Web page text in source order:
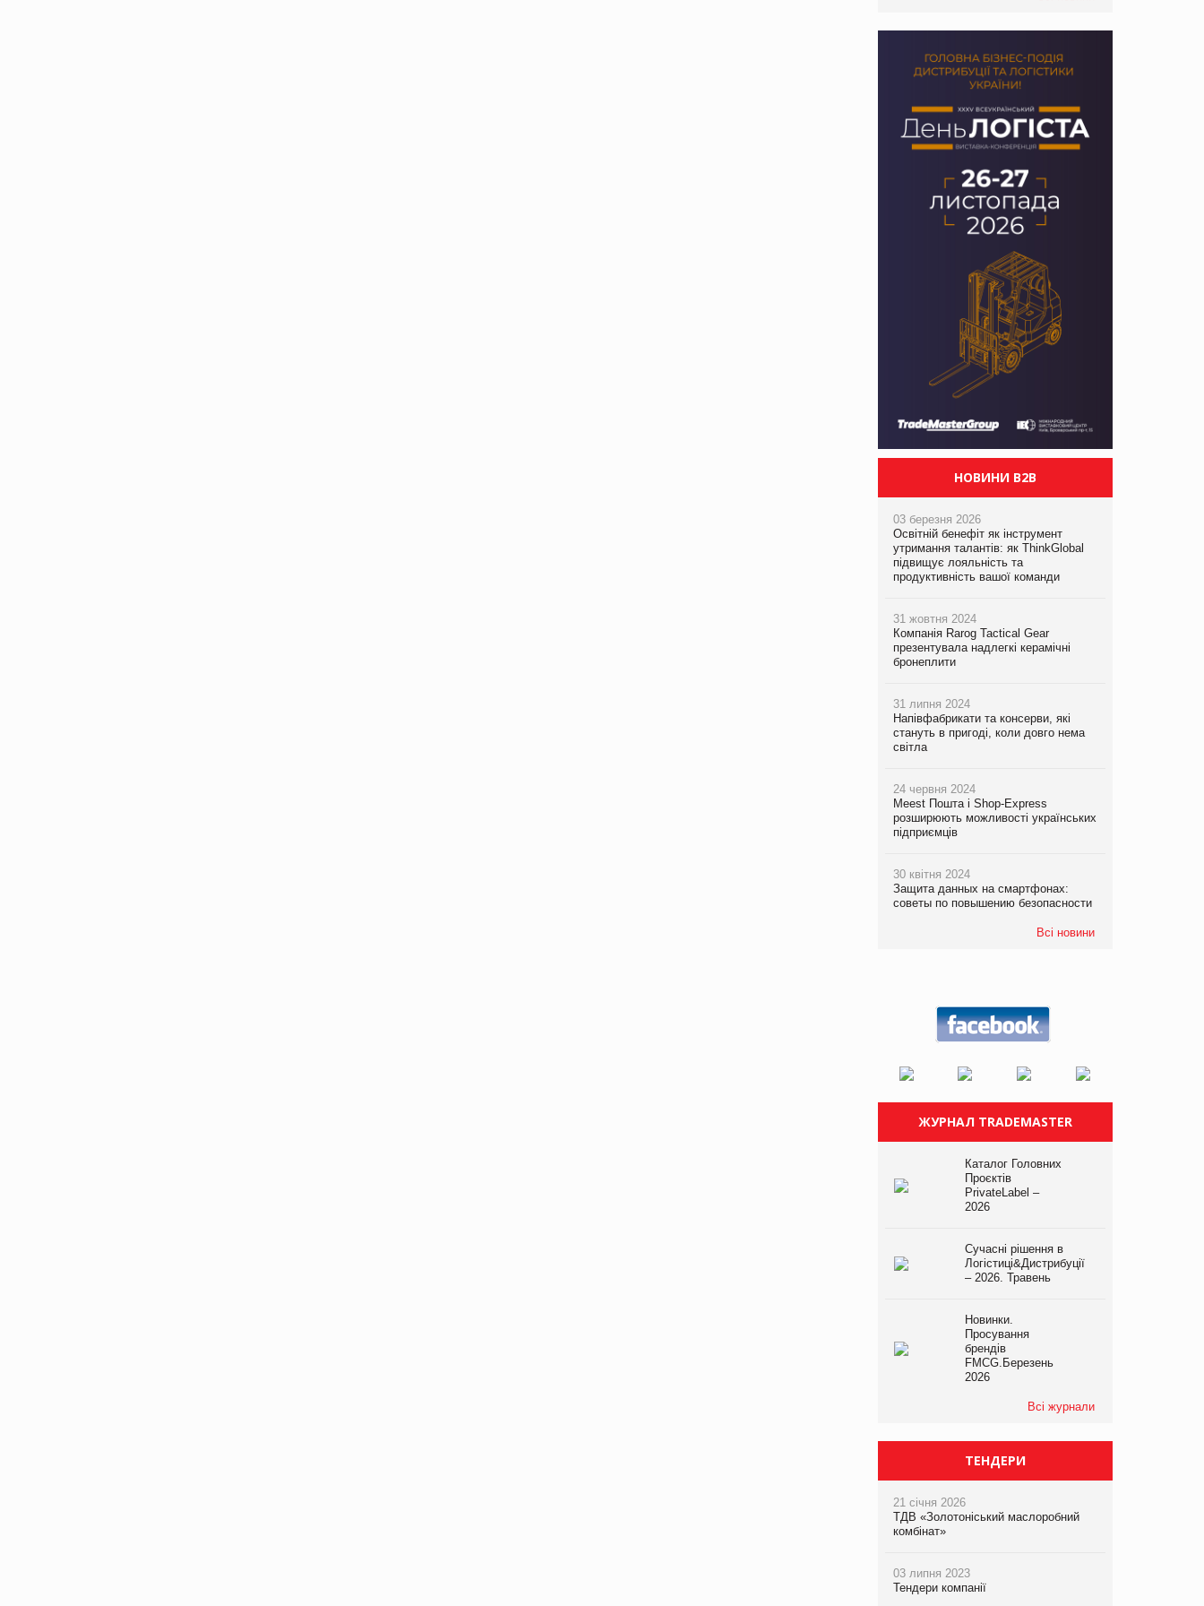
НОВИНИ B2B
03 березня 2026
Освітній бенефіт як інструмент
утримання талантів: як ThinkGlobal
підвищує лояльність та
продуктивність вашої команди
31 жовтня 2024
Компанія Rarog Tactical Gear
презентувала надлегкі керамічні
бронеплити
31 липня 2024
Напівфабрикати та консерви, які
стануть в пригоді, коли довго нема
світла
24 червня 2024
Meest Пошта і Shop-Express
розширюють можливості українських
підприємців
30 квітня 2024
Защита данных на смартфонах:
советы по повышению безопасности
Всі новини
ЖУРНАЛ TRADEMASTER
Каталог Головних
Проєктів
PrivateLabel –
2026
Сучасні рішення в
Логістиці&Дистрибуції
– 2026. Травень
Новинки.
Просування
брендів
FMCG.Березень
2026
Всі журнали
ТЕНДЕРИ
21 січня 2026
ТДВ «Золотоніський маслоробний
комбінат»
03 липня 2023
Тендери компанії